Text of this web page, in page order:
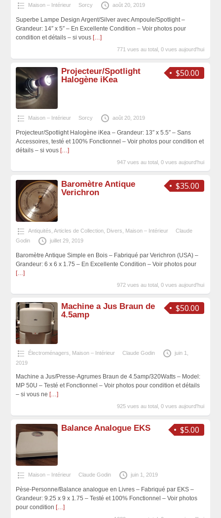
Maison – Intérieur Sorcy août 20, 2019
Superbe Lampe Design Argent/Silver avec Ampoule/Spotlight –
Grandeur: 14″ x 5″ – En Excellente Condition – Voir photos pour
condition et détails – si vous […]
771 vues au total, 0 vues aujourd'hui
$50.00
Projecteur/Spotlight
Halogène iKea
Maison – Intérieur Sorcy août 20, 2019
Projecteur/Spotlight Halogène iKea – Grandeur: 13″ x 5.5″ – Sans
Accessoires, testé et 100% Fonctionnel – Voir photos pour condition et
détails – si vous […]
947 vues au total, 0 vues aujourd'hui
$35.00
Baromètre Antique
Verichron
Antiquités, Articles de Collection, Divers Maison – Intérieur
Claude
Godin
juillet 29, 2019
Baromètre Antique Simple en Bois – Fabriqué par Verichron (USA) –
Grandeur: 6 x 6 x 1.75 – En Excellente Condition – Voir photos pour
[…]
972 vues au total, 0 vues aujourd'hui
$50.00
Machine a Jus Braun de
4.5amp
Électroménagers Maison – Intérieur Claude Godin
juin 1,
2019
Machine a Jus/Presse-Agrumes Braun de 4.5amp/320Watts – Model:
MP 50U – Testé et Fonctionnel – Voir photos pour condition et détails
– si vous ne […]
925 vues au total, 0 vues aujourd'hui
$5.00
Balance Analogue EKS
Maison – Intérieur Claude Godin juin 1, 2019
Pèse-Personne/Balance analogue en Livres – Fabriqué par EKS –
Grandeur: 9.25 x 9 x 1.75 – Testé et 100% Fonctionnel – Voir photos
pour condition […]